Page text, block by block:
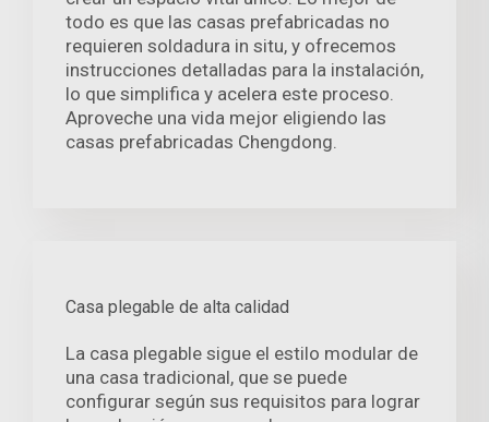
todo es que las casas prefabricadas no
requieren soldadura in situ, y ofrecemos
instrucciones detalladas para la instalación,
lo que simplifica y acelera este proceso.
Aproveche una vida mejor eligiendo las
casas prefabricadas Chengdong.
Casa plegable de alta calidad
La casa plegable sigue el estilo modular de
una casa tradicional, que se puede
configurar según sus requisitos para lograr